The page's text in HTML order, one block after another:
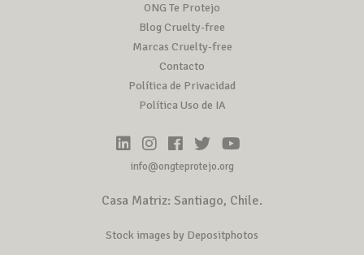
ONG Te Protejo
Blog Cruelty-free
Marcas Cruelty-free
Contacto
Política de Privacidad
Política Uso de IA
info@ongteprotejo.org
Casa Matriz: Santiago, Chile.
Stock images by Depositphotos